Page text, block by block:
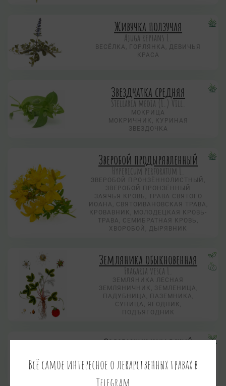
Живучка ползучая
Аjuga reptans L.
ВЕСЁЛКА, ГОРЛЯНКА, ДЕВИЧЬЯ
КРАСА
Звездчатка средняя
Stellaria media (L.) Vill.
МОКРИЦА
МОКРИЧНИК, КУРИНАЯ
ЗВЕЗДОЧКА
Зверобой продырявленный
Hypericum perforatum L.
ЗВЕРОБОЙ ПРОНЗЁННОЛИСТНЫЙ,
ЗВЕРОБОЙ ПРОНЗЁННЫЙ
ЗАЯЧЬЯ КРОВЬ, ТРАВА СВЯТОГО
ИОАНА, СВЯТОИВАНОВСКАЯ ТРАВА,
КРОВАВНИК, МОЛОДЕЦКАЯ КРОВЬ-
ТРАВА, СЕМИБРАТНАЯ КРОВЬ,
ХВОРОБОЙ, ДЫРЯВНИК
Земляника обыкновенная
Fragaria vesca L.
ЗЕМЛЯНИКА ЛЕСНАЯ
ЗЕМЛЯНИЧНИК, ЗЕМЛЕНИЦА,
ПАДУБНИЦА, ПАЗЕМНИКА,
СУНИЦА, ЯГОДНИК,
ПОДЪЯГОДНИК
Золотарник канадский
Всё самое интересное о лекарственных травах в
Telegram